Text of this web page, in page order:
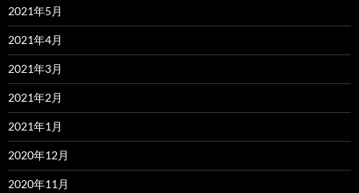
2021年5月
2021年4月
2021年3月
2021年2月
2021年1月
2020年12月
2020年11月